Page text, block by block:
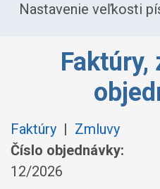
Nastavenie veľkosti
Faktúry,
Faktúry | Zmluvy
Číslo objednávky:
12/2026